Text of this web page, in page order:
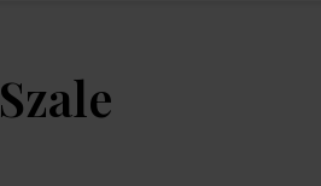
Szale